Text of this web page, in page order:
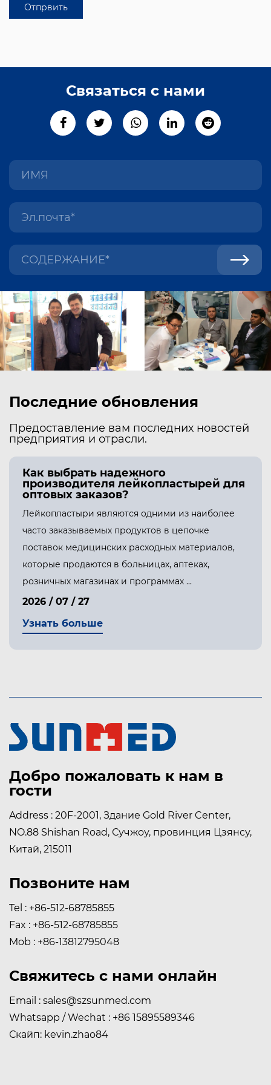
лейкопластырей.
которые строго соблюдают процедуры
проверки, чтобы гарантировать
соответствуют стандартам ISO13485:2016.
сертифицирована CE, а наши заводы в
Сучжоу соответствуют требованиям FDA.
Благодаря нашим 30-летним
профессиональным знаниям, навыкам и
преданной команде мы стремимся
сотрудничество и общение. Мы стремимся
удовлетворить ваши потребности в
продукции и установить долгосрочные
отношения сотрудничества.
Связаться с нами
Последние обновления
Предоставление вам последних новостей
предприятия и отрасли.
Как выбрать надежного
производителя лейкопластырей для
оптовых заказов?
Лейкопластыри являются одними из наиболее
часто заказываемых продуктов в цепочке
поставок медицинских расходных материалов,
которые продаются в больницах, аптеках,
розничных магазинах и программах ...
2026 / 07 / 27
Узнать больше
Добро пожаловать к нам в
гости
Address : 20F-2001, Здание Gold River Center,
NO.88 Shishan Road, Сучжоу, провинция Цзянсу,
Китай, 215011
Позвоните нам
Tel : +86-512-68785855
Fax : +86-512-68785855
Mob : +86-13812795048
Свяжитесь с нами онлайн
Email : sales@szsunmed.com
Whatsapp / Wechat : +86 15895589346
Скайп: kevin.zhao84